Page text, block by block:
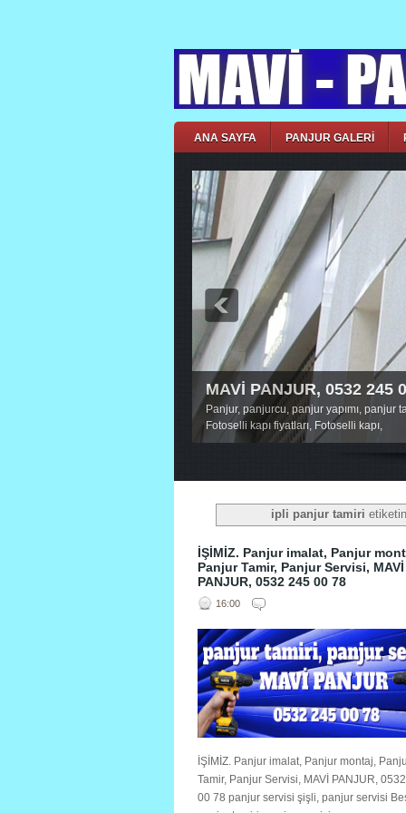
ANA SAYFA PANJUR GALERİ
MAVİ PANJUR, 0532 245
Panjur, panjurcu, panjur yapımı, panjur
Fotoselli kapı fiyatları, Fotoselli kapı,
ipli panjur tamiri
İŞİMİZ. Panjur imalat, Panjur
Panjur Tamir, Panjur Servisi, MAVİ
PANJUR, 0532 245 00 78
16:00
İŞİMİZ. Panjur imalat, Panjur montaj,
Tamir, Panjur Servisi, MAVİ PANJUR,
00 78 panjur servisi şişli, panjur servisi